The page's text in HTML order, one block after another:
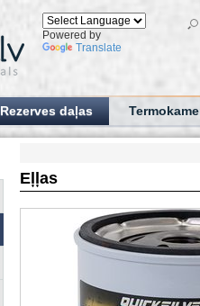
Powered by
Translate
Rezerves daļas
Eļļas